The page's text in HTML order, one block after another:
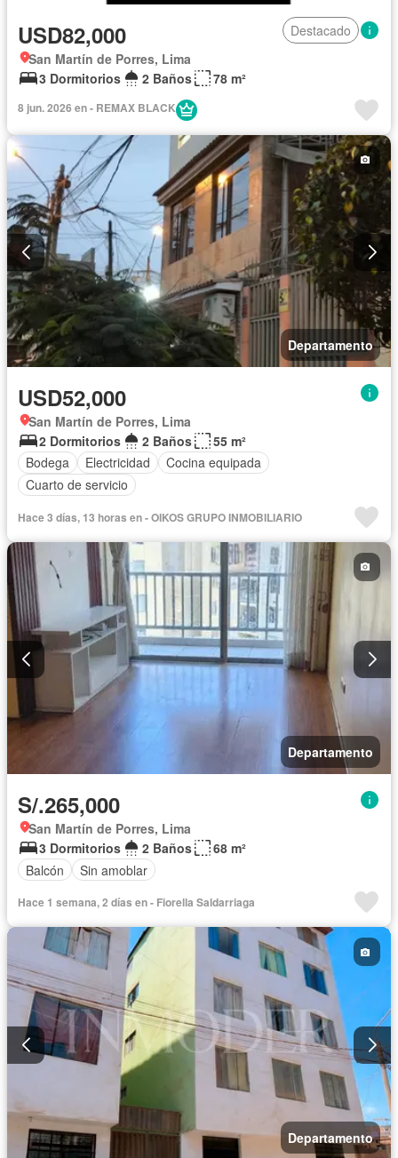
USD82,000
Destacado
San Martín de Porres, Lima
3 Dormitorios
2 Baños 78 m²
8 jun. 2026 en - REMAX BLACK
Departamento
USD52,000
San Martín de Porres, Lima
2 Dormitorios
2 Baños
55 m²
Bodega
Electricidad
Cocina equipada
Cuarto de servicio
Hace 3 días, 13 horas en - OIKOS GRUPO INMOBILIARIO
Departamento
S/.265,000
San Martín de Porres, Lima
3 Dormitorios
2 Baños
68 m²
Balcón
Sin amoblar
Hace 1 semana, 2 días en - Fiorella Saldarriaga
Departamento